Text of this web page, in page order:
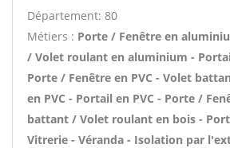
Département: 80
Métiers : Porte / Fenêtre en
/ Volet roulant en aluminium -
Porte / Fenêtre en PVC - Volet
en PVC - Portail en PVC - Porte /
battant / Volet roulant en bois -
Vitrerie - Véranda - Isolation par